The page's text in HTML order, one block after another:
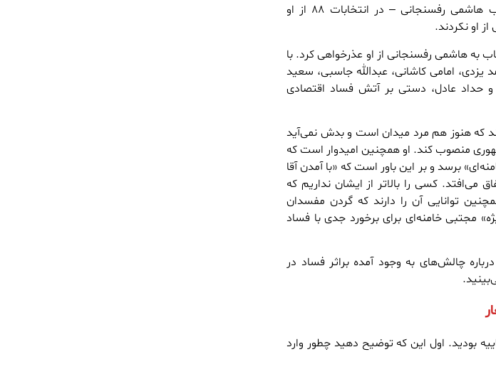
احمدی‌نژادی‌ها برای رسیدن به هدف خود – یعنی تخریب هاشمی رفسنجانی – در انتخابات ۸۸ از او
او نکردند.
در سال ۸۸، طی نامه‌ای خطاب به هاشمی رفسنجانی از او عذرخواهی کرد. با
یزدی، امامی کاشانی، عبدالله جاسبی، سعید
حداد عادل، دستی بر آتش فساد اقتصادی
تاکید می‌کند که هنوز هم مرد میدان است و بدش نمی‌آید
منصوب کند. او همچنین امیدوار است که
برسد و بر این باور است که «با آمدن آقا
می‌افتد. کسی را بالاتر از ایشان نداریم که
توانایی آن را دارند که گردن مفسدان
مجتبی خامنه‌ای برای برخورد جدی با فساد
چالش‌های به وجود آمده براثر فساد در
اول این که توضیح دهید چطور وارد